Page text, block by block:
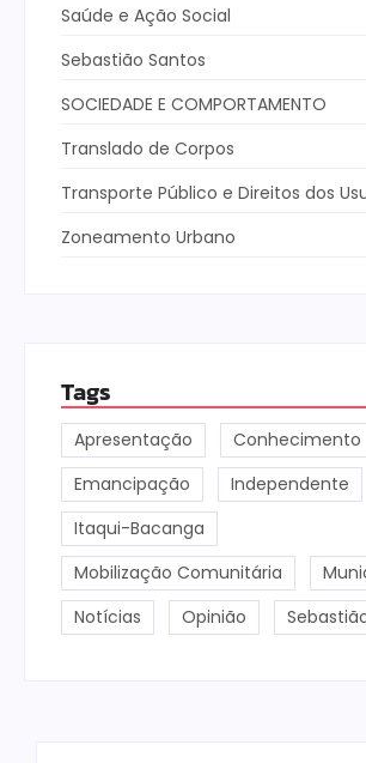
Saúde e Ação Social
Sebastião Santos
SOCIEDADE E COMPORTAMENTO
Translado de Corpos
Transporte Público e Direitos dos
Zoneamento Urbano
Tags
Apresentação
Conhecimento
Emancipação
Independente
Itaqui-Bacanga
Mobilização Comunitária
Notícias
Opinião